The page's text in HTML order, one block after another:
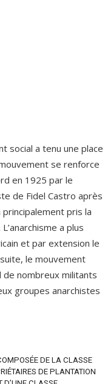
social a tenu une place
se renforce
en 1925 par le
de Fidel Castro après
principalement pris la
a plus
et par extension le
le mouvement
de nombreux militants
groupes anarchistes
DE LA CLASSE
DE PLANTATION